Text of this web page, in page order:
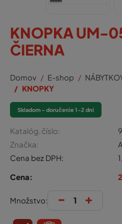
KNOPKA UM-
ČIERNA
Domov E-shop
KNOPKY
Skladom - doručenie 1-2 dni
Katalóg. číslo:
Značka:
Cena bez DPH:
Cena:
Množstvo: - +